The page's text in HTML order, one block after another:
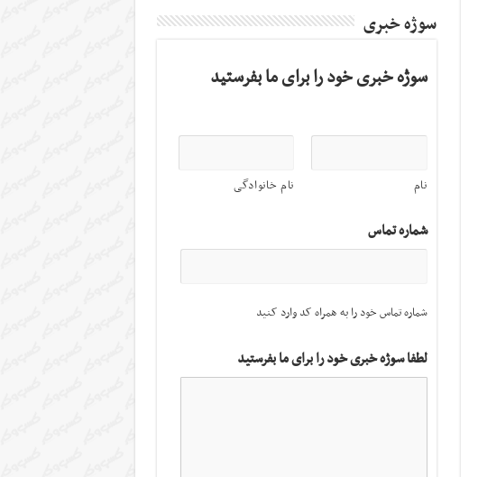
سوژه خبری
سوژه خبری خود را برای ما بفرستید
نام نام خانوادگی
شماره تماس
شماره تماس خود را به همراه کد وارد کنید
لطفا سوژه خبری خود را برای ما بفرستید